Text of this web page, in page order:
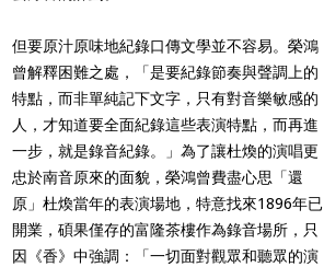
但要原汁原味地紀錄口傳文學並不容易。榮鴻
曾解釋困難之處，「是要紀錄節奏與聲調上的
特點，而非單純記下文字，只有對音樂敏感的
人，才知道要全面紀錄這些表演特點，而再進
一步，就是錄音紀錄。」為了讓杜煥的演唱更
忠於南音原來的面貌，榮鴻曾費盡心思「還
原」杜煥當年的表演場地，特意找來1896年已
開業，碩果僅存的富隆茶樓作為錄音場所，只
因《香》中強調：「一切面對觀眾和聽眾的演